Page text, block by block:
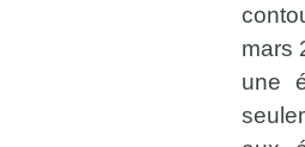
mars
une